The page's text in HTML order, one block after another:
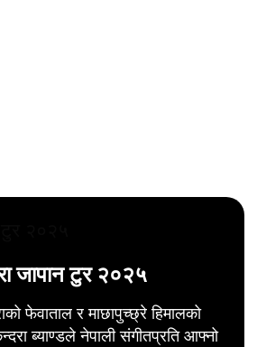
जापान टुर २०२५
फेवाताल र माछापुच्छ्रे हिमालको
ब्याण्डले नेपाली संगीतप्रति आफ्नो